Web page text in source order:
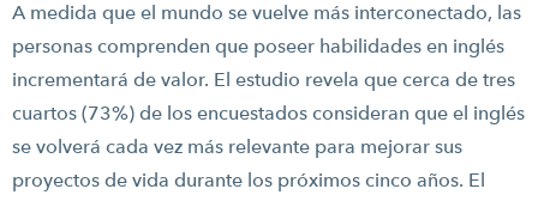
A medida que el mundo se vuelve más interconectado, las
personas comprenden que poseer habilidades en inglés
incrementará de valor. El estudio revela que cerca de tres
cuartos (73%) de los encuestados consideran que el inglés
se volverá cada vez más relevante para mejorar sus
proyectos de vida durante los próximos cinco años. El